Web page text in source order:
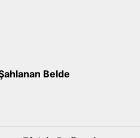
Belde